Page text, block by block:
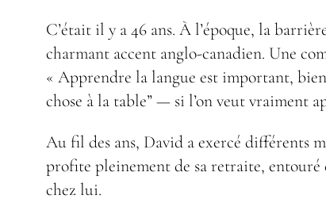
C’était il y a 46 ans. À l’époque, la
charmant accent anglo-canadien. Une
« Apprendre la langue est important,
chose à la table” — si l’on veut vraiment
Au fil des ans, David a exercé différents
profite pleinement de sa retraite, entouré
chez lui.